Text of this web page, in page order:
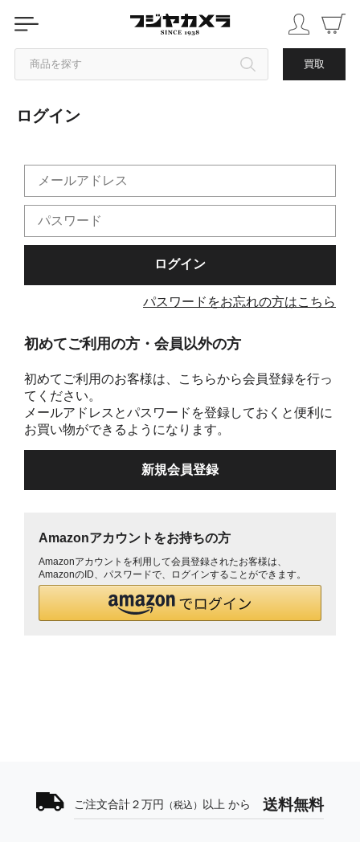
商品を探す 買取
カテゴリから探す
中古品を探す
ログイン
パスワードをお忘れの方はこちら
初めてご利用の方・会員以外の方
初めてご利用のお客様は、こちらから会員登録を行っ
てください。
メールアドレスとパスワードを登録しておくと便利に
お買い物ができるようになります。
Amazonアカウントをお持ちの方
Amazonアカウントを利用して会員登録されたお客様は、
AmazonのID、パスワードで、ログインすることができます。
ご注文合計２万円 （税込） 以上 から 送料無料